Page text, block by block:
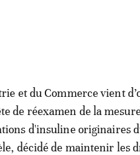
et du Commerce vient
de réexamen de la
d'insuline originaires
décidé de maintenir les